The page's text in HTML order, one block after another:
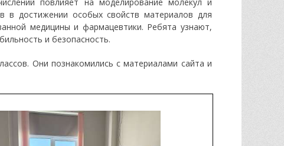
в достижении особых свойств материалов для
медицины и фармацевтики. Ребята узнают,
и безопасность.
Они познакомились с материалами сайта и